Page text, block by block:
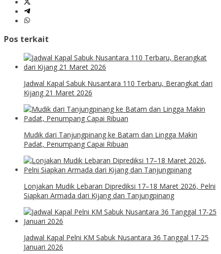
Pos terkait
Jadwal Kapal Sabuk Nusantara 110 Terbaru, Berangkat dari
Kijang 21 Maret 2026
Mudik dari Tanjungpinang ke Batam dan Lingga Makin
Padat, Penumpang Capai Ribuan
Lonjakan Mudik Lebaran Diprediksi 17–18 Maret 2026, Pelni
Siapkan Armada dari Kijang dan Tanjungpinang
Jadwal Kapal Pelni KM Sabuk Nusantara 36 Tanggal 17-25
Januari 2026